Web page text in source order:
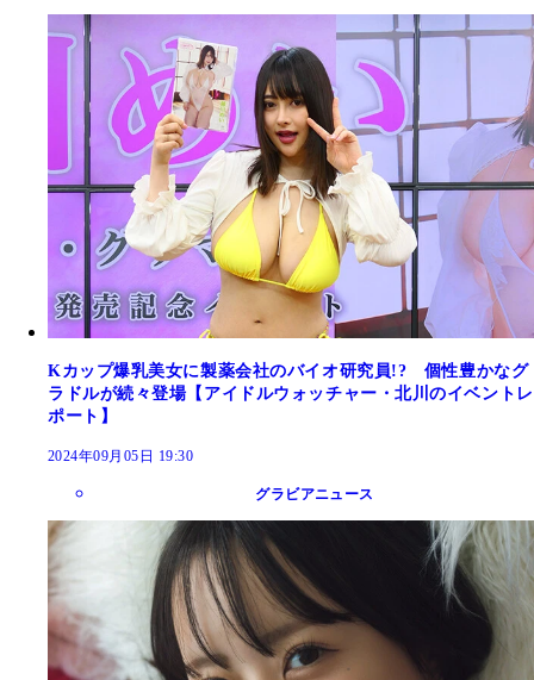
Kカップ爆乳美女に製薬会社のバイオ研究員!? 個性豊かなグ
ラドルが続々登場【アイドルウォッチャー・北川のイベントレ
ポート】
2024年09月05日 19:30
グラビアニュース